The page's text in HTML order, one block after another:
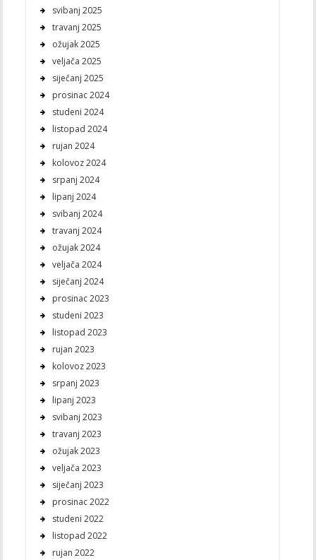
svibanj 2025
travanj 2025
ožujak 2025
veljača 2025
siječanj 2025
prosinac 2024
studeni 2024
listopad 2024
rujan 2024
kolovoz 2024
srpanj 2024
lipanj 2024
svibanj 2024
travanj 2024
ožujak 2024
veljača 2024
siječanj 2024
prosinac 2023
studeni 2023
listopad 2023
rujan 2023
kolovoz 2023
srpanj 2023
lipanj 2023
svibanj 2023
travanj 2023
ožujak 2023
veljača 2023
siječanj 2023
prosinac 2022
studeni 2022
listopad 2022
rujan 2022